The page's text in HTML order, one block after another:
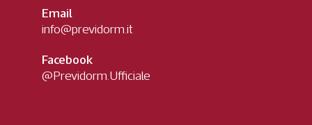
Email
info@previdorm.it
Facebook
@Previdorm.Ufficiale